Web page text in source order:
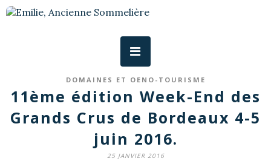
DOMAINES ET OENO-TOURISME
11ème édition Week-End des
Grands Crus de Bordeaux 4-5
juin 2016.
25 JANVIER 2016